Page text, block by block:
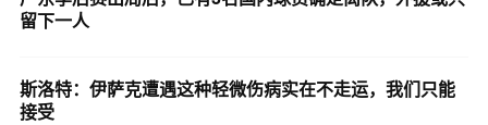
留下一人
斯洛特：伊萨克遭遇这种轻微伤病实在不走运，我们只能
接受